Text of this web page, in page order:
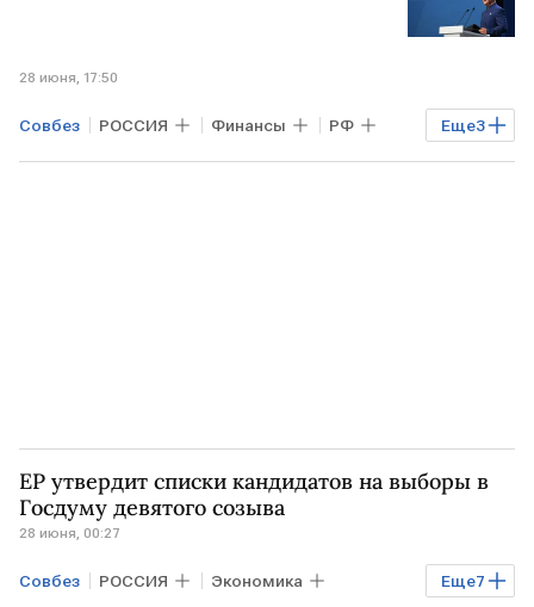
28 июня, 17:50
Еще3
Совбез РОССИЯ Финансы РФ
МОСКВА Дмитрий Медведев
ЕР утвердит списки кандидатов на выборы в
Госдуму девятого созыва
28 июня, 00:27
Еще7
Совбез РОССИЯ Экономика